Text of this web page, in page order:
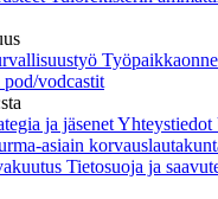
pod/vodcastit
ja jäsenetYhteystiedot
asiain
Tietosuoja ja